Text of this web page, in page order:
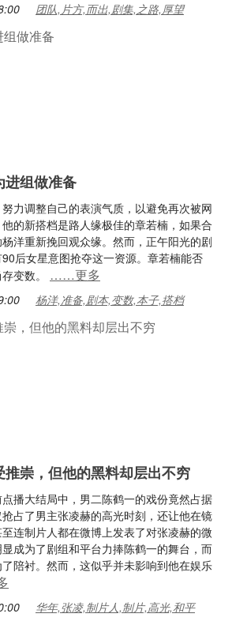
团队,片方,而出,剧集,之路,厚望
进组做准备
力调整自己的表演气质，以避免再次被网
的新搭档是路人缘极佳的章若楠，如果合
洋重新挽回观众缘。然而，正午阳光的剧
后女星意图抢夺这一资源。章若楠能否
变数。 ……更多
杨洋,准备,剧本,变数,本子,搭档
崇，但他的黑料却层出不穷
点播大结局中，男二陈鹤一的戏份竟然占据
占了男主张凌赫的高光时刻，还让他在镜
连制片人都在微博上发表了对张凌赫的微
成为了剧组和平台力捧陈鹤一的舞台，而
陪衬。然而，这似乎并未影响到他在娱乐
华年,张凌,制片人,制片,高光,和平